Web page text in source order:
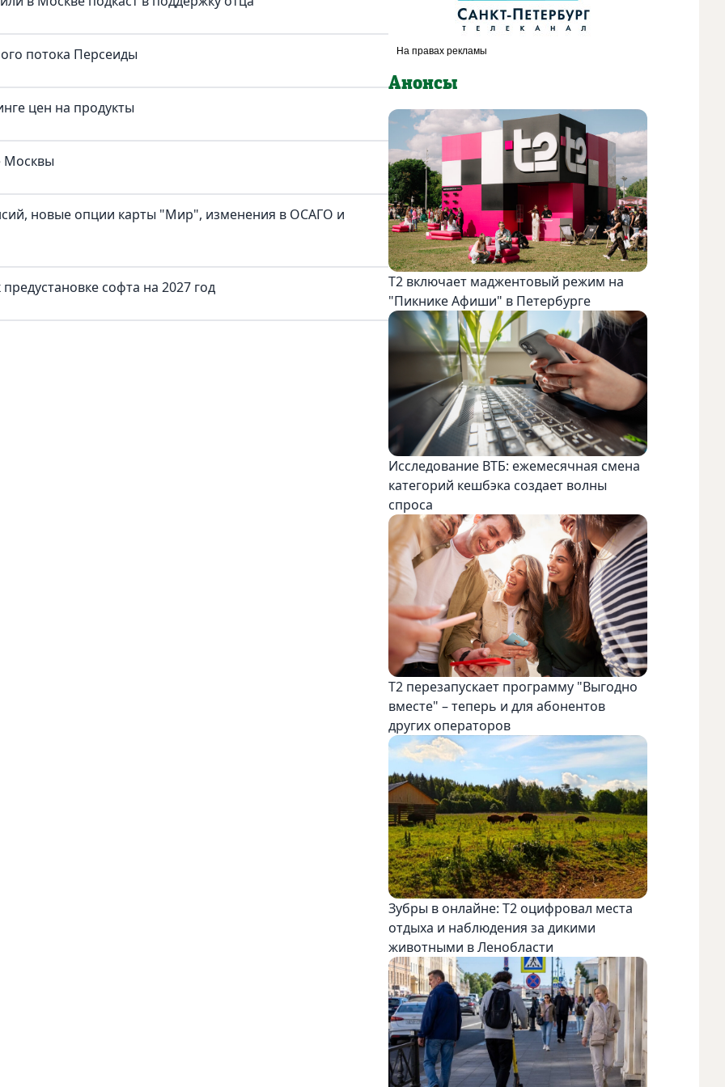
потока Персеиды
цен на продукты
Москвы
новые опции карты "Мир", изменения в ОСАГО и
софта на 2027 год
Анонсы
Т2 включает маджентовый режим на
"Пикнике Афиши" в Петербурге
Исследование ВТБ: ежемесячная смена
категорий кешбэка создает волны
спроса
Т2 перезапускает программу "Выгодно
вместе" – теперь и для абонентов
других операторов
Зубры в онлайне: Т2 оцифровал места
отдыха и наблюдения за дикими
животными в Ленобласти